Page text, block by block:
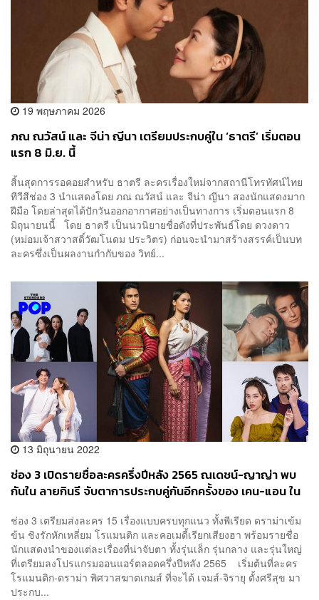
19 พฤษภาคม 2026
ภณ ณวัสน์ และ จีน่า ญีนา เตรียมประกบคู่ใน ‘ธาตรี’ เริ่มตอน
แรก 8 มิ.ย. นี้
สิ้นสุดการรอคอยสำหรับ ธาตรี ละครเรื่องใหม่จากสถานีโทรทัศน์ไทย
ทีวีสีช่อง 3 นำแสดงโดย ภณ ณวัสน์ และ จีน่า ญีนา สองนักแสดงมาก
ฝีมือ โดยล่าสุดได้ปักวันออกอากาศอย่างเป็นทางการ เริ่มตอนแรก 8
มิถุนายนนี้ โดย ธาตรี เป็นนวนิยายชื่อดังที่ประพันธ์โดย ดวงดาว
(หม่อมเจ้าสวาสดิ์วัฒโนดม ประวิตร) ก่อนจะนำมาสร้างสรรค์เป็นบท
ละครซึ่งเป็นผลงานกำกับของ วิทย์...
13 มิถุนายน 2022
ช่อง 3 เปิดรายชื่อละครครึ่งปีหลัง 2565 ณเดชน์-ญาญ่า พบ
กันใน ลายกินรี จับตาการประกบคู่กันอีกครั้งของ เคน-แอน ใน
ช่อง 3 เตรียมส่งละคร 15 เรื่องแบบครบทุกแนว ทั้งพีเรียด ดราม่าเข้ม
ข้น ชิงรักหักเหลี่ยม โรแมนติก และคอเมดี้เรียกเสียงฮา พร้อมรายชื่อ
นักแสดงนำของแต่ละเรื่องที่น่าจับตา ทั้งรุ่นเล็ก รุ่นกลาง และรุ่นใหญ่
ที่เตรียมลงโปรแกรมออนแอร์ตลอดครึ่งปีหลัง 2565 เริ่มต้นที่ละคร
โรแมนติก-ดราม่า พิศวาสฆาตเกมส์ ที่จะได้ เจมส์-จิรายุ ตั้งศรีสุข มา
ประกบ...